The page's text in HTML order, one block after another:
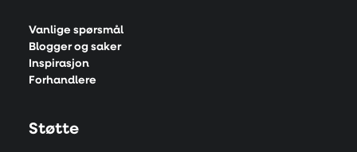
Vanlige spørsmål
Blogger og saker
Inspirasjon
Forhandlere
Støtte